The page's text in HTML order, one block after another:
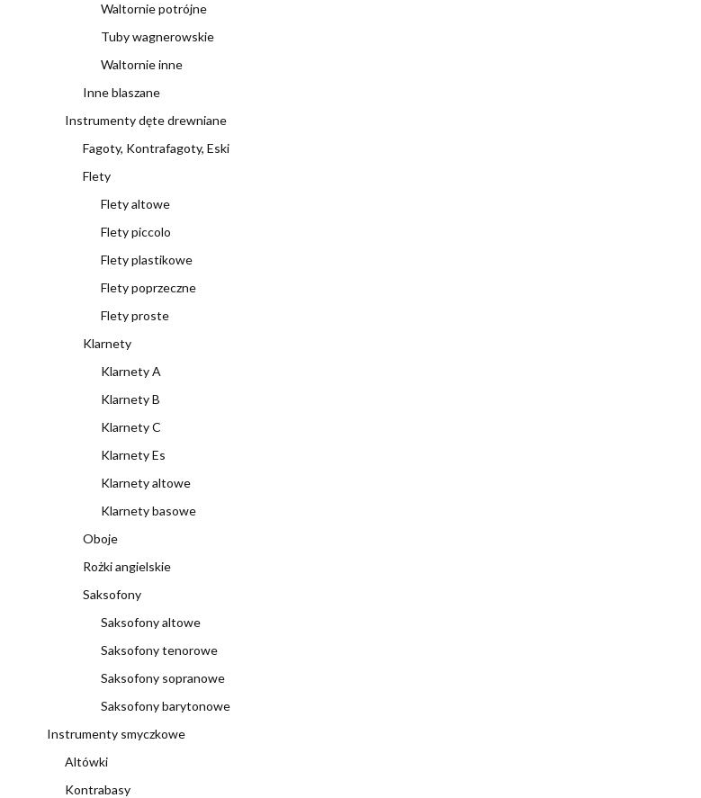
Waltornie potrójne
Tuby wagnerowskie
Waltornie inne
Inne blaszane
Instrumenty dęte drewniane
Fagoty, Kontrafagoty, Eski
Flety
Flety altowe
Flety piccolo
Flety plastikowe
Flety poprzeczne
Flety proste
Klarnety
Klarnety A
Klarnety B
Klarnety C
Klarnety Es
Klarnety altowe
Klarnety basowe
Oboje
Rożki angielskie
Saksofony
Saksofony altowe
Saksofony tenorowe
Saksofony sopranowe
Saksofony barytonowe
Instrumenty smyczkowe
Altówki
Kontrabasy